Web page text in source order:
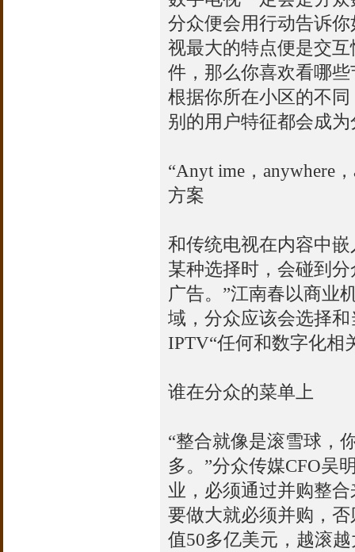
分众便会用行动告诉
视最大的特点便是交
件，那么你喜欢看哪
根据你所在小区的不
别的用户特征都会成
“Anyt ime，anywhere
方案
和传统电视在内容中
某种选择时，会碰到
广告。”江南春以商业
域，分众应该会选择
IPTV“任何和数字化相
谁在分众的菜单上
“整合就像是滚雪球，
多。”分众传媒CFO吴
业，必须通过并购整
要做大就必须并购，
值50多亿美元，越滚